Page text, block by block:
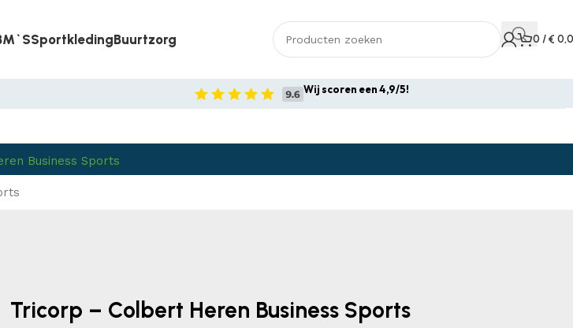
SportkledingBuurtzorg 0 /€
Wij scoren een 4,9/5!
Business Sports
Tricorp – Colbert Heren Business Sports